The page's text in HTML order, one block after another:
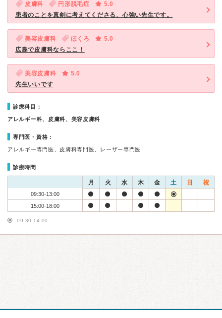
皮膚科 円形脱毛症
5.0
患者のことを真剣に考えてくださる、心強い先生です。
美容皮膚科 ほくろ
5.0
広島で皮膚科ならここ！
美容皮膚科
5.0
先生いいです
診療科目：
アレルギー科、皮膚科、美容皮膚科
専門医・資格：
アレルギー専門医、皮膚科専門医、レーザー専門医
診療時間
月 火 水 木 金 土 日 祝
09:30-13:00
15:00-18:00
09:30-14:00